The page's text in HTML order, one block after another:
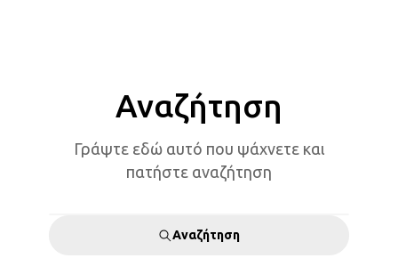
Αναζήτηση
Γράψτε εδώ αυτό που ψάχνετε και
πατήστε αναζήτηση
Αναζήτηση